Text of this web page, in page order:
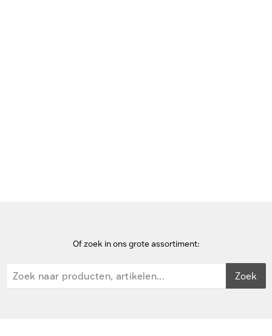
Of zoek in ons grote assortiment:
Zoek